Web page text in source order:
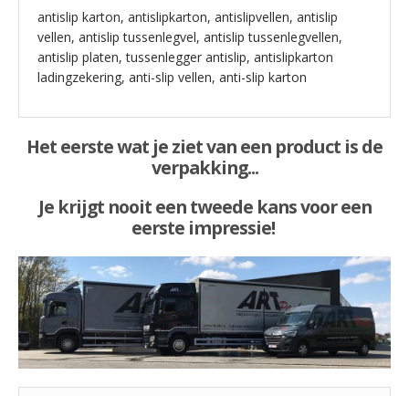
antislip karton, antislipkarton, antislipvellen, antislip
vellen, antislip tussenlegvel, antislip tussenlegvellen,
antislip platen, tussenlegger antislip, antislipkarton
ladingzekering, anti-slip vellen, anti-slip karton
Het eerste wat je ziet van een product is de
verpakking...
Je krijgt nooit een tweede kans voor een
eerste impressie!